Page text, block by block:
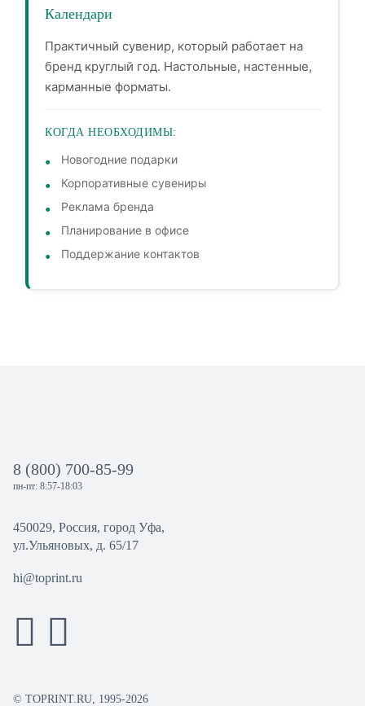
Календари
Практичный сувенир, который работает на
бренд круглый год. Настольные, настенные,
карманные форматы.
КОГДА НЕОБХОДИМЫ:
Новогодние подарки
Корпоративные сувениры
Реклама бренда
Планирование в офисе
Поддержание контактов
8 (800) 700-85-99
пн-пт: 8:57-18:03
450029, Россия, город Уфа,
ул.Ульяновых, д. 65/17
hi@toprint.ru
© TOPRINT.RU, 1995-2026